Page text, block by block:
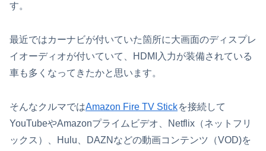
す。
最近ではカーナビが付いていた箇所に大画面のディスプレ
イオーディオが付いていて、HDMI入力が装備されている
車も多くなってきたかと思います。
そんなクルマではAmazon Fire TV Stickを接続して
YouTubeやAmazonプライムビデオ、Netflix（ネットフリ
ックス）、Hulu、DAZNなどの動画コンテンツ（VOD)を